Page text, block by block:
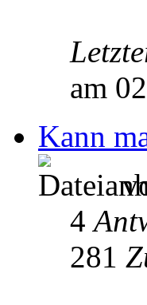
am
Kann
4
281